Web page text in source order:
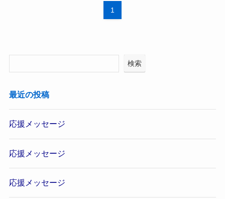
1
検索
最近の投稿
応援メッセージ
応援メッセージ
応援メッセージ